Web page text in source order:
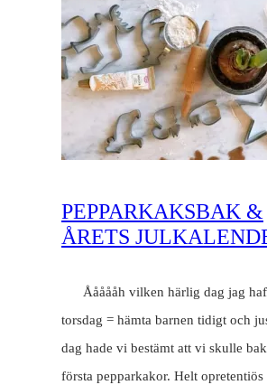
PEPPARKAKSBAK &
ÅRETS
Åååååh vilken härlig dag jag
torsdag = hämta barnen tidigt och
dag hade vi bestämt att vi skulle
första pepparkakor. Helt opretentiös